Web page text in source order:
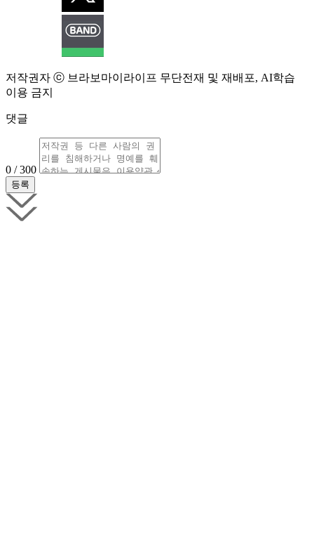
저작권자 ⓒ 브라보마이라이프 무단전재 및 재배포, AI학습
이용 금지
댓글
0 / 300